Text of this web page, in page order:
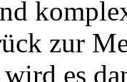
zur
es